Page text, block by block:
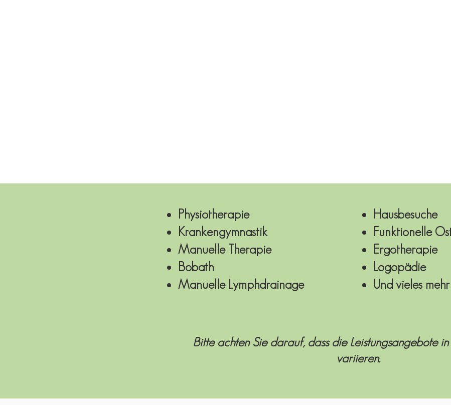
Physiotherapie
Krankengymnastik
Manuelle Therapie
Bobath
Manuelle Lymphdrainage
Hausbesuche
Funktionelle
Ergotherapie
Logopädie
Und vieles mehr
Bitte achten Sie darauf, dass die Leistungsangebote
variieren.